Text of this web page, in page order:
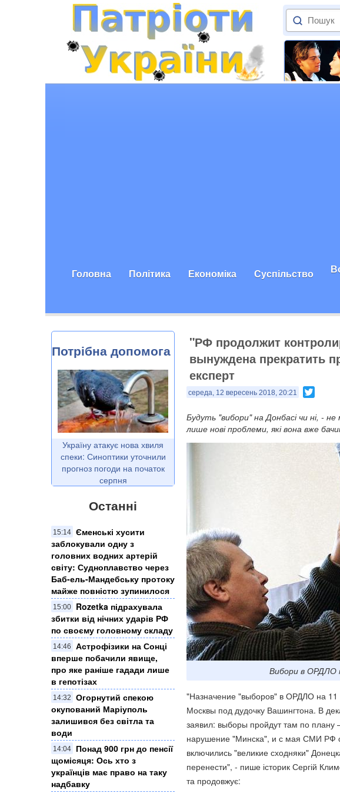
Головна Політика Економіка Суспільство
Потрібна допомога
Україну атакує нова хвиля
спеки: Синоптики уточнили
прогноз погоди на початок
серпня
Останні
15:14 Єменські хусити
заблокували одну з
головних водних артерій
світу: Судноплавство через
Баб-ель-Мандебську протоку
майже повністю зупинилося
15:00
Rozetka підрахувала
збитки від нічних ударів РФ
по своєму головному складу
14:46
Астрофізики на Сонці
вперше побачили явище,
про яке раніше гадади лише
в гепотізах
14:32
Огорнутий спекою
окупований Маріуполь
залишився без світла та
води
14:04
Понад 900 грн до пенсії
щомісяця: Ось хто з
українців має право на таку
надбавку
"РФ продолжит
вынуждена прекратить
експерт
середа, 12 вересень 2018, 20:21
Будуть "вибори" на Донбасі чи ні, - не
лише нові проблеми, які вона вже
Вибори в ОРДЛО
"Назначение "выборов" в ОРДЛО на 11
Москвы под дудочку Вашингтона. В
заявил: выборы пройдут там по плану
нарушение "Минска", и с мая СМИ РФ
включились "великие сходняки"
перенести", - пише історик Сергій
та продовжує: